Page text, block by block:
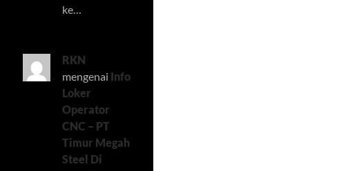
ke…
RKN
mengenai Info
Loker
Operator
CNC – PT
Timur Megah
Steel Di